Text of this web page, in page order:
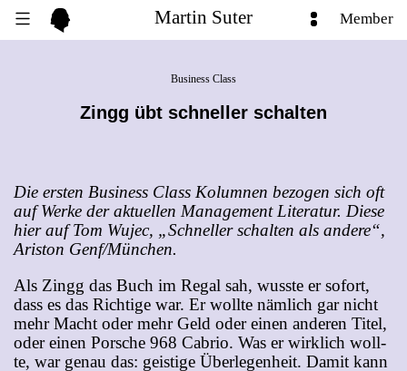
Martin Suter Member
Business Class
Zingg übt schneller schalten
Die ers­ten Busi­ness Class Ko­lum­nen be­zo­gen sich oft
auf Wer­ke der ak­tu­el­len Ma­nage­ment Li­te­ra­tur. Die­se
hier auf Tom Wu­jec, „Schnel­ler schal­ten als an­de­re“,
Aris­ton Genf/München.
Als Zingg das Buch im Re­gal sah, wuss­te er so­fort,
dass es das Rich­ti­ge war. Er woll­te näm­lich gar nicht
mehr Macht oder mehr Geld oder ei­nen an­de­ren Ti­tel,
oder ei­nen Por­sche 968 Ca­brio. Was er wirk­lich woll­
te, war ge­nau das: geis­ti­ge Über­le­gen­heit. Da­mit kann